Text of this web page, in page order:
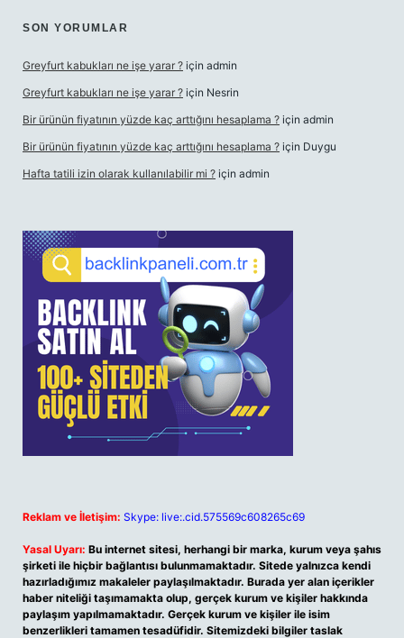
SON YORUMLAR
Greyfurt kabukları ne işe yarar ? için admin
Greyfurt kabukları ne işe yarar ? için Nesrin
Bir ürünün fiyatının yüzde kaç arttığını hesaplama ? için admin
Bir ürünün fiyatının yüzde kaç arttığını hesaplama ? için Duygu
Hafta tatili izin olarak kullanılabilir mi ? için admin
Reklam ve İletişim: Skype: live:.cid.575569c608265c69
Yasal Uyarı: Bu internet sitesi, herhangi bir marka, kurum veya şahıs
şirketi ile hiçbir bağlantısı bulunmamaktadır. Sitede yalnızca kendi
hazırladığımız makaleler paylaşılmaktadır. Burada yer alan içerikler
haber niteliği taşımamakta olup, gerçek kurum ve kişiler hakkında
paylaşım yapılmamaktadır. Gerçek kurum ve kişiler ile isim
benzerlikleri tamamen tesadüfidir. Sitemizdeki bilgiler taslak